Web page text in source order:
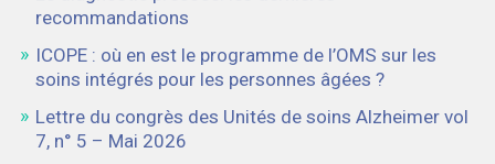
recommandations
ICOPE : où en est le programme de l’OMS sur les
soins intégrés pour les personnes âgées ?
Lettre du congrès des Unités de soins Alzheimer vol
7, n° 5 – Mai 2026